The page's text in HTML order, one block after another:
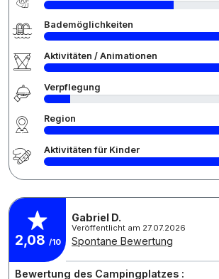
Bademöglichkeiten
Aktivitäten / Animationen
Verpflegung
Region
Aktivitäten für Kinder
2,08 /10
Gabriel D.
Veröffentlicht am 27.07.2026
Spontane Bewertung
Bewertung des Campingplatzes :